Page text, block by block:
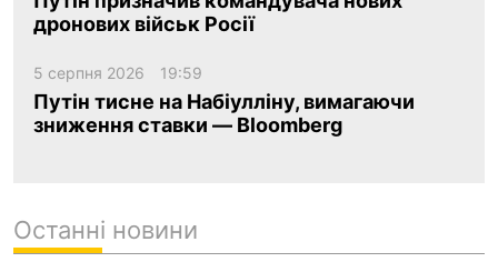
дронових військ Росії
5 серпня 2026 19:59
Путін тисне на Набіулліну, вимагаючи
зниження ставки — Bloomberg
Останні новини